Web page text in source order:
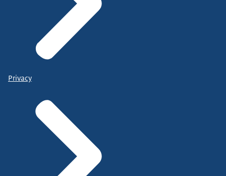
Privacy